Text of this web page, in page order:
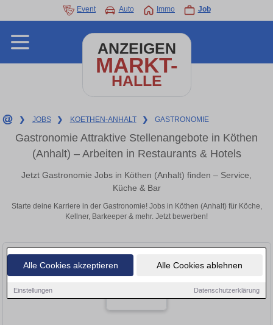
Alle Cookies akzeptieren Alle Cookies ablehnen
Einstellungen Datenschutzerklärung
Event Auto Immo Job
ANZEIGEN
MARKT-
HALLE
❯ JOBS ❯ KOETHEN-ANHALT ❯ GASTRONOMIE
Gastronomie Attraktive Stellenangebote in Köthen
(Anhalt) – Arbeiten in Restaurants & Hotels
Jetzt Gastronomie Jobs in Köthen (Anhalt) finden – Service,
Küche & Bar
Starte deine Karriere in der Gastronomie! Jobs in Köthen (Anhalt) für Köche,
Kellner, Barkeeper & mehr. Jetzt bewerben!